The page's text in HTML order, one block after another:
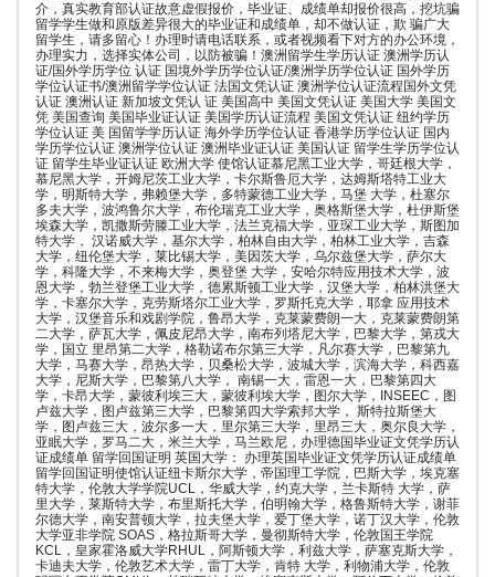
介，真实教育部认证故意虚假报价，毕业证、成绩单却报价很高，挖坑骗
留学学生做和原版差异很大的毕业证和成绩单，却不做认证，欺 骗广大
留学生，请多留心！办理时请电话联系，或者视频看下对方的办公环境，
办理实力，选择实体公司，以防被骗！澳洲留学生学历认证 澳洲学历认
证/国外学历学位 认证 国境外学历学位认证/澳洲学历学位认证 国外学历
学位认证书/澳洲留学学位认证 法国文凭认证 澳洲学位认证流程国外文凭
认证 澳洲认证 新加坡文凭认 证 美国高中 美国文凭认证 美国大学 美国文
凭 美国查询 美国毕业证认证 美国学历认证流程 美国文凭认证 纽约学历
学位认证 美 国留学学历认证 海外学历学位认证 香港学历学位认证 国内
学历学位认证 澳洲学位认证 澳洲毕业证认证 美国认证 留学生学历学位认
证 留学生毕业证认证 欧洲大学 使馆认证慕尼黑工业大学，哥廷根大学，
慕尼黑大学，开姆尼茨工业大学，卡尔斯鲁厄大学，达姆斯塔特工业大
学，明斯特大学，弗赖堡大学，多特蒙德工业大学，马堡 大学，杜塞尔
多夫大学，波鸿鲁尔大学，布伦瑞克工业大学，奥格斯堡大学，杜伊斯堡
埃森大学，凯撒斯劳滕工业大学，法兰克福大学，亚琛工业大学，斯图加
特大学， 汉诺威大学，基尔大学，柏林自由大学，柏林工业大学，吉森
大学，纽伦堡大学，莱比锡大学，美因茨大学，乌尔兹堡大学，萨尔大
学，科隆大学，不来梅大学，奥登堡 大学，安哈尔特应用技术大学，波
恩大学，勃兰登堡工业大学，德累斯顿工业大学，汉堡大学，柏林洪堡大
学，卡塞尔大学，克劳斯塔尔工业大学，罗斯托克大学，耶拿 应用技术
大学，汉堡音乐和戏剧学院，鲁昂大学，克莱蒙费朗一大，克莱蒙费朗第
二大学，萨瓦大学，佩皮尼昂大学，南布列塔尼大学，巴黎大学，第戎大
学，国立 里昂第二大学，格勒诺布尔第三大学，凡尔赛大学，巴黎第九
大学，马赛大学，昂热大学，贝桑松大学，波城大学，滨海大学，科西嘉
大学，尼斯大学，巴黎第八大学， 南锡一大，雷恩一大，巴黎第四大
学，卡昂大学，蒙彼利埃三大，蒙彼利埃大学，图尔大学，INSEEC，图
卢兹大学，图卢兹第三大学，巴黎第四大学索邦大学， 斯特拉斯堡大
学，图卢兹三大，波尔多一大，里尔第三大学，里昂三大，奥尔良大学，
亚眠大学，罗马二大，米兰大学，马兰欧尼，办理德国毕业证文凭学历认
证成绩单 留学回国证明 英国大学： 办理英国毕业证文凭学历认证成绩单
留学回国证明使馆认证纽卡斯尔大学，帝国理工学院，巴斯大学，埃克塞
特大学，伦敦大学学院UCL，华威大学，约克大学，兰卡斯特 大学，萨
里大学，莱斯特大学，布里斯托大学，伯明翰大学，格鲁斯特大学，谢菲
尔德大学，南安普顿大学，拉夫堡大学，爱丁堡大学，诺丁汉大学，伦敦
大学亚非学院 SOAS，格拉斯哥大学，曼彻斯特大学，伦敦国王学院
KCL，皇家霍洛威大学RHUL，阿斯顿大学，利兹大学，萨塞克斯大学，
卡迪夫大学，伦敦艺术大学，雷丁大学，肯特 大学，利物浦大学，伦敦